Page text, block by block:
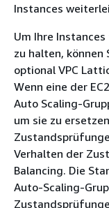
Instances
Um Ihre
zu halten, können
optional VPC
Wenn eine der
Auto Scaling-
um sie zu
Verhalten der
Balancing. Die
Auto-Scaling-